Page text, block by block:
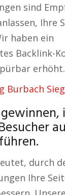
sind
Ihre
haben ein
Backlink-
erhöht.
Burbach
durch
Ihre